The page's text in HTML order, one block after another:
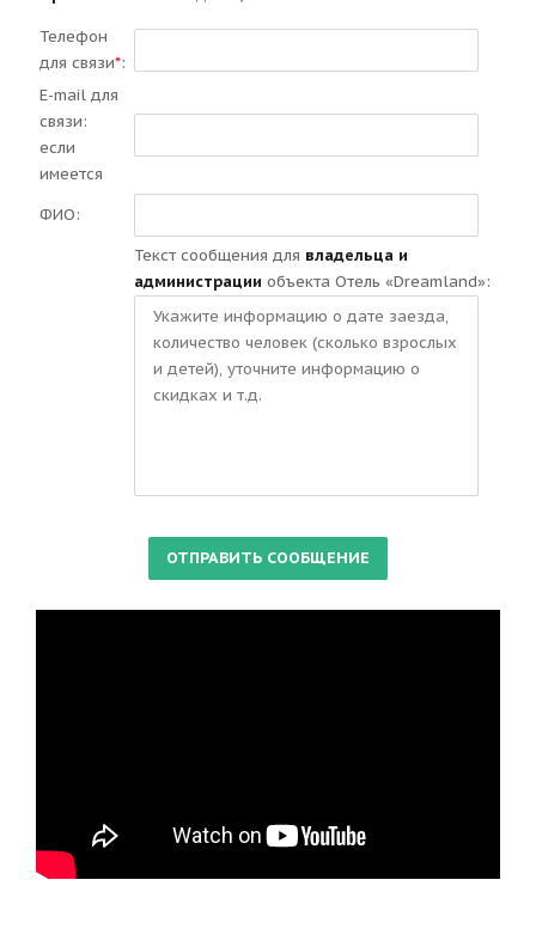
Телефон
для связи*:
E-mail для
связи:
если
имеется
ФИО:
Текст сообщения для владельца и
администрации объекта Отель «Dreamland»: